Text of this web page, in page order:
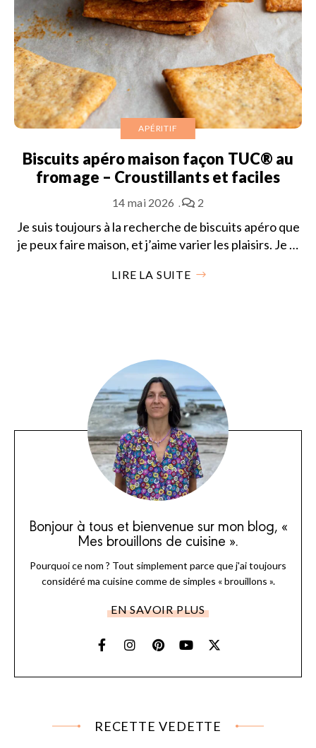
APÉRITIF
Biscuits apéro maison façon TUC® au
fromage – Croustillants et faciles
14 mai 2026 2
Je suis toujours à la recherche de biscuits apéro que
je peux faire maison, et j’aime varier les plaisirs. Je …
LIRE LA SUITE
Bonjour à tous et bienvenue sur mon blog, «
Mes brouillons de cuisine ».
Pourquoi ce nom ? Tout simplement parce que j'ai toujours
considéré ma cuisine comme de simples « brouillons ».
EN SAVOIR PLUS
RECETTE VEDETTE